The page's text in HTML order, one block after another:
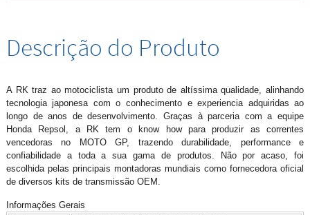
Descrição do Produto
A RK traz ao motociclista um produto de altíssima qualidade, alinhando
tecnologia japonesa com o conhecimento e experiencia adquiridas ao
longo de anos de desenvolvimento. Graças à parceria com a equipe
Honda Repsol, a RK tem o know how para produzir as correntes
vencedoras no MOTO GP, trazendo durabilidade, performance e
confiabilidade a toda a sua gama de produtos. Não por acaso, foi
escolhida pelas principais montadoras mundiais como fornecedora oficial
de diversos kits de transmissão OEM.
Informações Gerais